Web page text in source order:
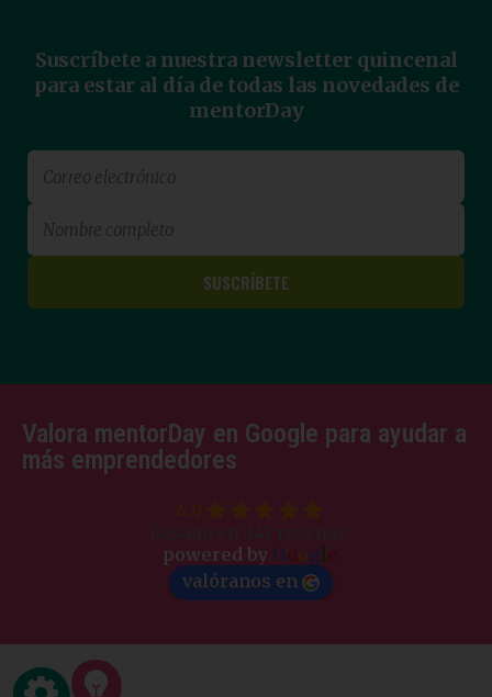
Suscríbete a nuestra newsletter quincenal
para estar al día de todas las novedades de
mentorDay
Valora mentorDay en Google para ayudar a
más emprendedores
powered by G gl
valóranos en